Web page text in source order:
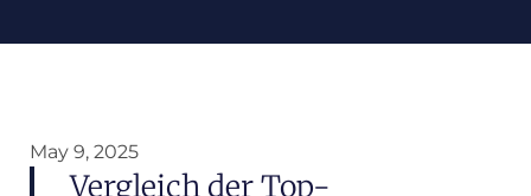
May 9, 2025
Vergleich der Top-